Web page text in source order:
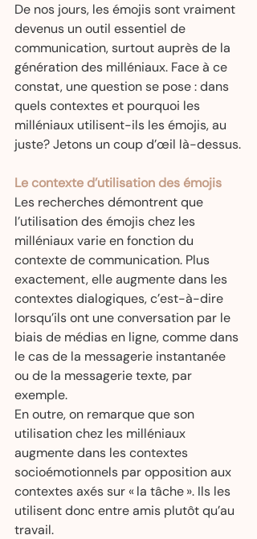
De nos jours, les émojis sont vraiment
devenus un outil essentiel de
communication, surtout auprès de la
génération des milléniaux. Face à ce
constat, une question se pose : dans
quels contextes et pourquoi les
milléniaux utilisent-ils les émojis, au
juste? Jetons un coup d’œil là-dessus.
Le contexte d’utilisation des émojis
Les recherches démontrent que
l’utilisation des émojis chez les
milléniaux varie en fonction du
contexte de communication. Plus
exactement, elle augmente dans les
contextes dialogiques, c’est-à-dire
lorsqu’ils ont une conversation par le
biais de médias en ligne, comme dans
le cas de la messagerie instantanée
ou de la messagerie texte, par
exemple.
En outre, on remarque que son
utilisation chez les milléniaux
augmente dans les contextes
socioémotionnels par opposition aux
contextes axés sur « la tâche ». Ils les
utilisent donc entre amis plutôt qu’au
travail.